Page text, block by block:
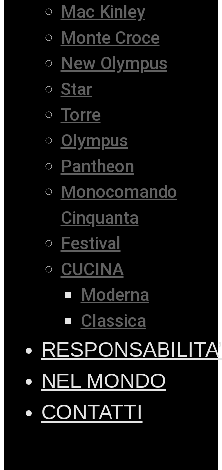
Mac Kinley
Monte Croce
New Olympus
Star
Torre
Olympus
Pantheon
Monocomando
Cinquanta
Festival
CUCINA
Moderna
Classica
RESPONSABILITA’
NEL MONDO
CONTATTI